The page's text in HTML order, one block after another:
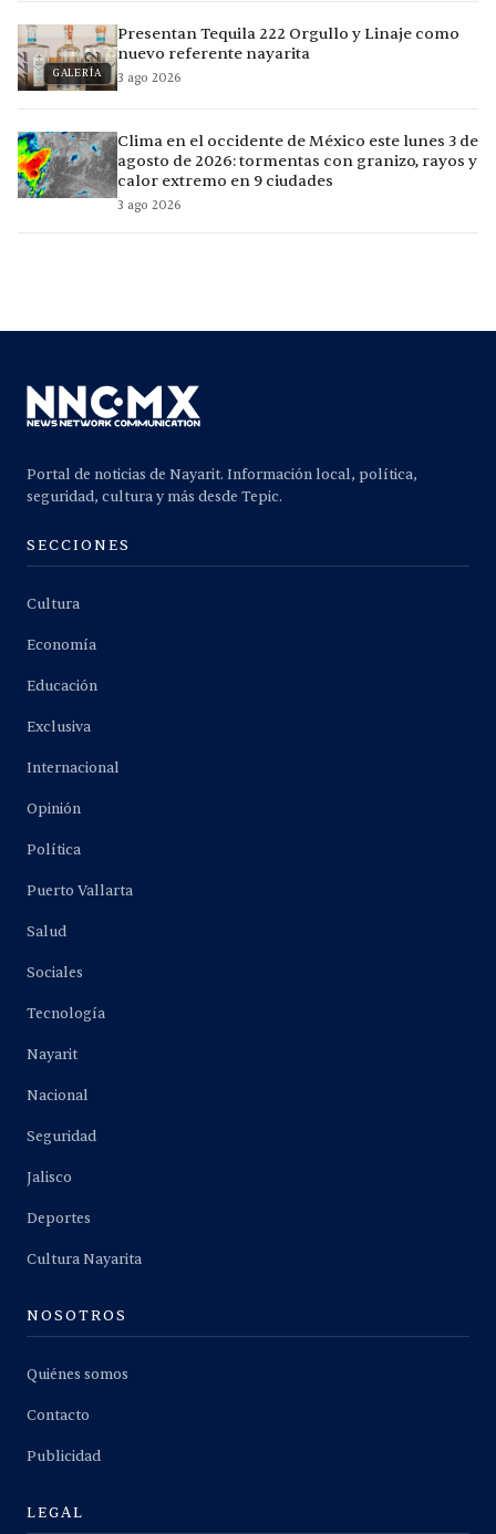
GALERÍA
Presentan Tequila 222 Orgullo y Linaje como
nuevo referente nayarita
3 ago 2026
Clima en el occidente de México este lunes 3 de
agosto de 2026: tormentas con granizo, rayos y
calor extremo en 9 ciudades
3 ago 2026
Portal de noticias de Nayarit. Información local, política,
seguridad, cultura y más desde Tepic.
SECCIONES
Cultura
Economía
Educación
Exclusiva
Internacional
Opinión
Política
Puerto Vallarta
Salud
Sociales
Tecnología
Nayarit
Nacional
Seguridad
Jalisco
Deportes
Cultura Nayarita
NOSOTROS
Quiénes somos
Contacto
Publicidad
LEGAL